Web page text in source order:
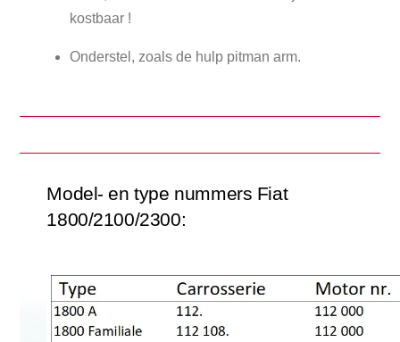
kostbaar !
Onderstel, zoals de hulp pitman arm.
Model- en type nummers Fiat
1800/2100/2300: